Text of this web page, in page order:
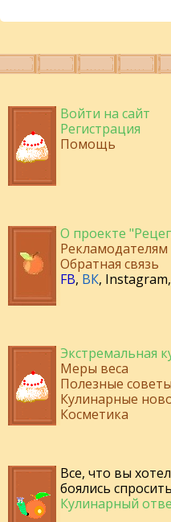
Войти на сайт
Регистрация
Помощь
О проекте
Рекламодателям
Обратная связь
FB, ВК, Instagram,
Экстремальная
Меры веса
Полезные советы
Кулинарные
Косметика
Все, что вы
боялись
Кулинарный